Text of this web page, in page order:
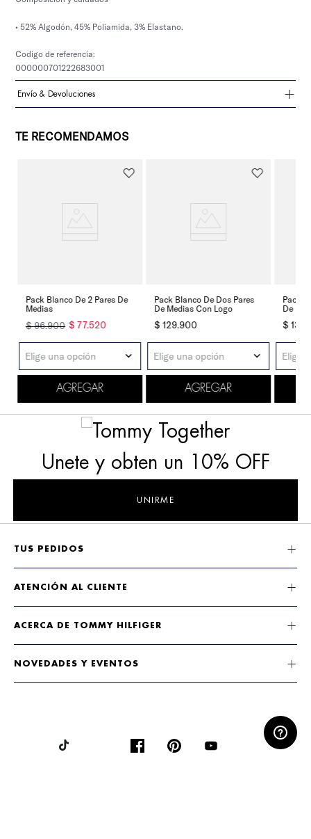
• 52% Algodón, 45% Poliamida, 3% Elastano.
Codigo de referencia:
000000701222683001
Envío & Devoluciones
TE RECOMENDAMOS
Pack Blanco De 2 Pares De
Medias
$77.520
$96.900
Elige una opción
AGREGAR
Pack Blanco De Dos Pares
De Medias Con Logo
$ 129.900
Elige una opción
AGREGAR
Pack
De
$ 136
Elige
Unete y obten un 10% OFF
UNIRME
TUS PEDIDOS
ATENCIÓN AL CLIENTE
ACERCA DE TOMMY HILFIGER
NOVEDADES Y EVENTOS